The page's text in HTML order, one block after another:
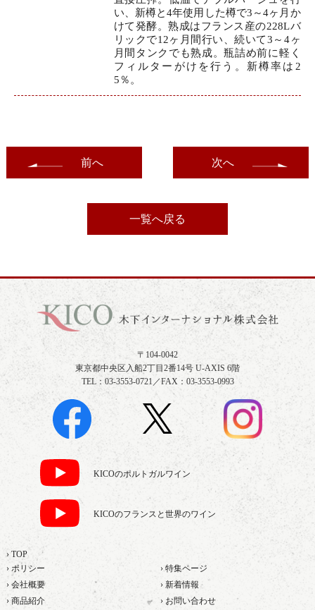
い、新樽と4年使用した樽で3～4ヶ月か
けて発酵。熟成はフランス産の228Lバ
リックで12ヶ月間行い、続いて3～4ヶ
月間タンクでも熟成。瓶詰め前に軽く
フィルターがけを行う。新樽率は2
5％。
前へ
一覧へ戻る
次へ
〒104-0042
東京都中央区入船2丁目2番14号 U-AXIS 6階
TEL：03-3553-0721／FAX：03-3553-0993
KICOのポルトガルワイン
KICOのフランスと世界のワイン
› TOP
› ポリシー
› 特集ページ
› 会社概要
› 新着情報
› 商品紹介
› お問い合わせ